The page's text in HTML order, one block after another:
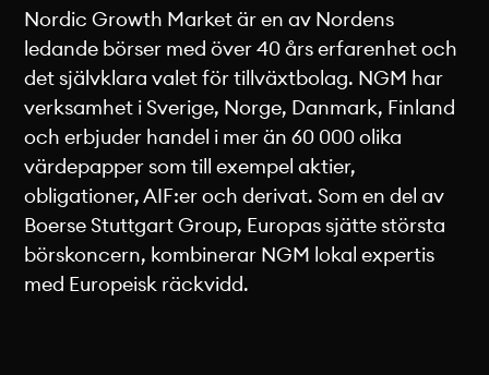
Nordic Growth Market är en av Nordens
ledande börser med över 40 års erfarenhet och
det självklara valet för tillväxtbolag. NGM har
verksamhet i Sverige, Norge, Danmark, Finland
och erbjuder handel i mer än 60 000 olika
värdepapper som till exempel aktier,
obligationer, AIF:er och derivat. Som en del av
Boerse Stuttgart Group, Europas sjätte största
börskoncern, kombinerar NGM lokal expertis
med Europeisk räckvidd.